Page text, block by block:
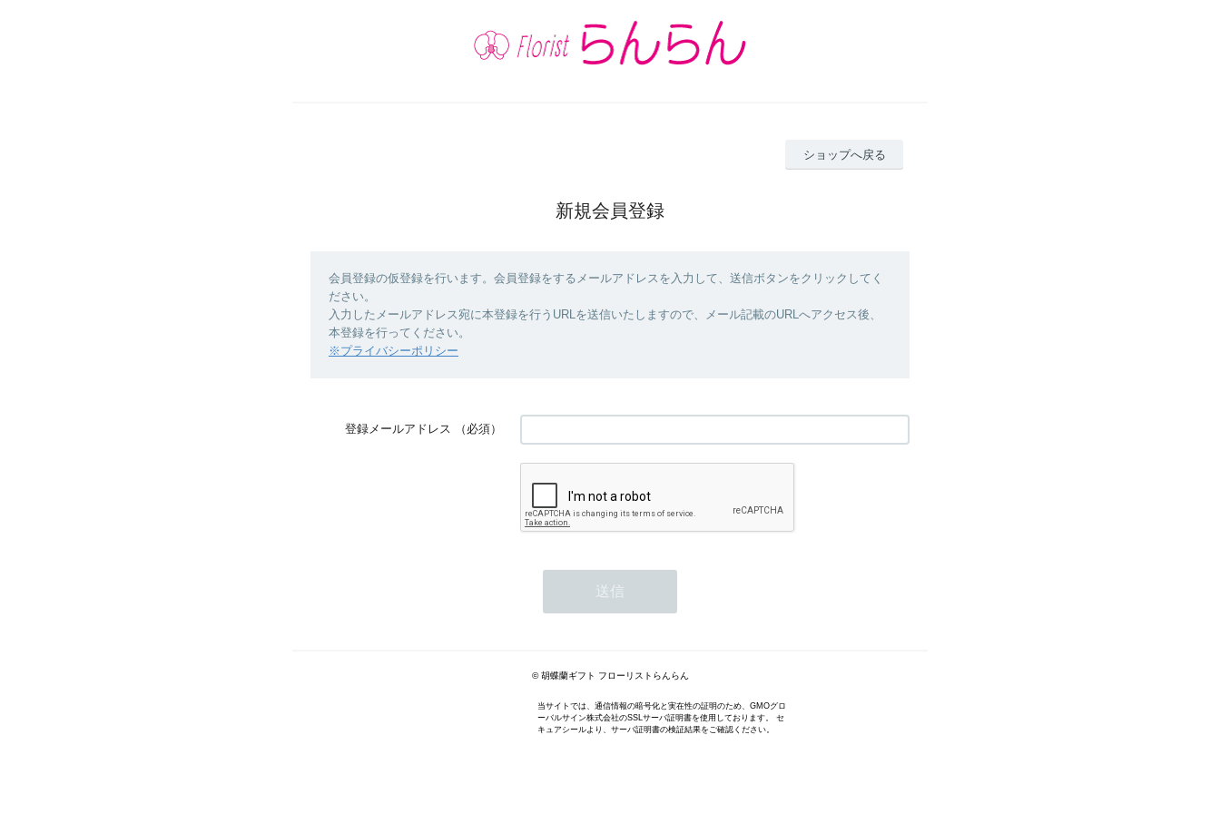
ショップへ戻る
新規会員登録
会員登録の仮登録を行います。会員登録をするメールアドレスを入力して、送信ボタンをクリックしてく
ださい。
入力したメールアドレス宛に本登録を行うURLを送信いたしますので、メール記載のURLへアクセス後、
本登録を行ってください。
※プライバシーポリシー
登録メールアドレス （必須）
© 胡蝶蘭ギフト フローリストらんらん
当サイトでは、通信情報の暗号化と実在性の証明のため、GMOグロ
ーバルサイン株式会社のSSLサーバ証明書を使用しております。 セ
キュアシールより、サーバ証明書の検証結果をご確認ください。